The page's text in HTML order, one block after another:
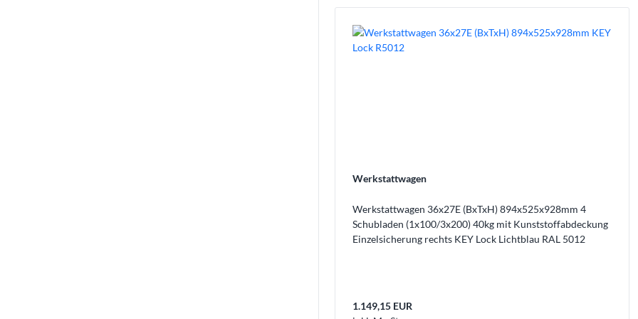
Werkstattwagen
Werkstattwagen 36x27E (BxTxH) 894x525x928mm 4
Schubladen (1x100/3x200) 40kg mit Kunststoffabdeckung
Einzelsicherung rechts KEY Lock Lichtblau RAL 5012
1.149,15 EUR